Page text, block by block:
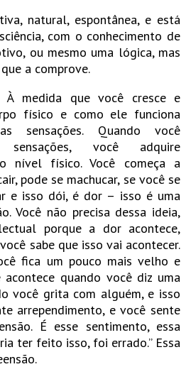
natural, espontânea, e está
com o conhecimento de
ou mesmo uma lógica, mas
a comprove.
À medida que você cresce e
físico e como ele funciona
sensações. Quando você
sensações, você adquire
nível físico. Você começa a
pode se machucar, se você se
e isso dói, é dor – isso é uma
Você não precisa dessa ideia,
porque a dor acontece,
sabe que isso vai acontecer.
fica um pouco mais velho e
quando você diz uma
você grita com alguém, e isso
arrependimento, e você sente
É esse sentimento, essa
ter feito isso, foi errado.” Essa